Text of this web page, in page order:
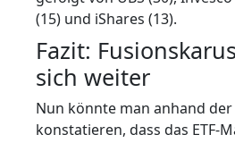
(15) und iShares (13).
Fazit:
sich weiter
Nun könnte man anhand
konstatieren, dass das ETF-